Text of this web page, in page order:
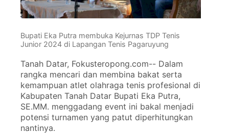
Bupati Eka Putra membuka Kejurnas TDP Tenis
Junior 2024 di Lapangan Tenis Pagaruyung
Tanah Datar, Fokusteropong.com-- Dalam
rangka mencari dan membina bakat serta
kemampuan atlet olahraga tenis profesional di
Kabupaten Tanah Datar Bupati Eka Putra,
SE.MM. menggadang event ini bakal menjadi
potensi turnamen yang patut diperhitungkan
nantinya.